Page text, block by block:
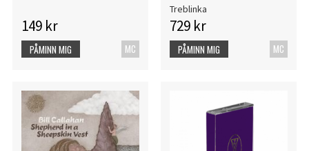
149 kr
MC
PÅMINN MIG
Treblinka
729 kr
MC
PÅMINN MIG